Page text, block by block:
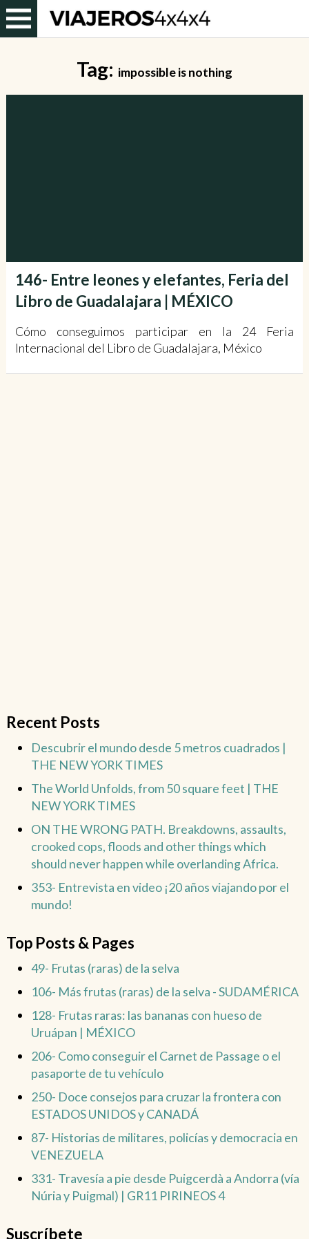
Tag: impossible is nothing
146- Entre leones y elefantes, Feria del
Libro de Guadalajara | MÉXICO
Cómo conseguimos participar en la 24 Feria
Internacional del Libro de Guadalajara, México
Recent Posts
Descubrir el mundo desde 5 metros cuadrados |
THE NEW YORK TIMES
The World Unfolds, from 50 square feet | THE
NEW YORK TIMES
ON THE WRONG PATH. Breakdowns, assaults,
crooked cops, floods and other things which
should never happen while overlanding Africa.
353- Entrevista en video ¡20 años viajando por el
mundo!
Top Posts & Pages
49- Frutas (raras) de la selva
106- Más frutas (raras) de la selva - SUDAMÉRICA
128- Frutas raras: las bananas con hueso de
Uruápan | MÉXICO
206- Como conseguir el Carnet de Passage o el
pasaporte de tu vehículo
250- Doce consejos para cruzar la frontera con
ESTADOS UNIDOS y CANADÁ
87- Historias de militares, policías y democracia en
VENEZUELA
331- Travesía a pie desde Puigcerdà a Andorra (vía
Núria y Puigmal) | GR11 PIRINEOS 4
Suscríbete